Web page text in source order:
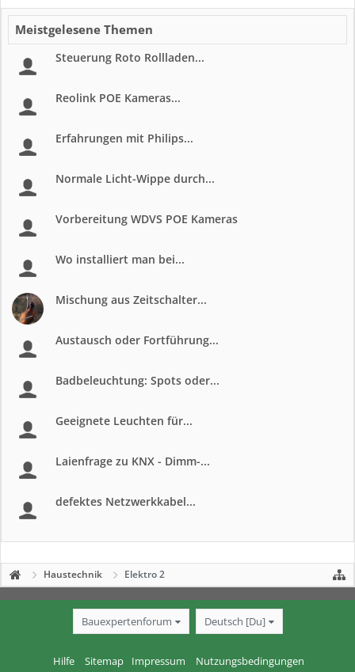
Meistgelesene Themen
Steuerung Roto Rollladen...
Reolink POE Kameras...
Erfahrungen mit Philips...
Normale Licht-Wippe durch...
Vorbereitung WDVS POE Kameras
Wo installiert man bei...
Mischung aus Zeitschalter...
Austausch oder Fortführung...
Badbeleuchtung: Spots oder...
Geeignete Leuchten für...
Laienfrage zu KNX - Dimm-...
defektes Netzwerkkabel...
Haustechnik Elektro 2
Bauexpertenforum Deutsch [Du]
Hilfe Sitemap Impressum Nutzungsbedingungen